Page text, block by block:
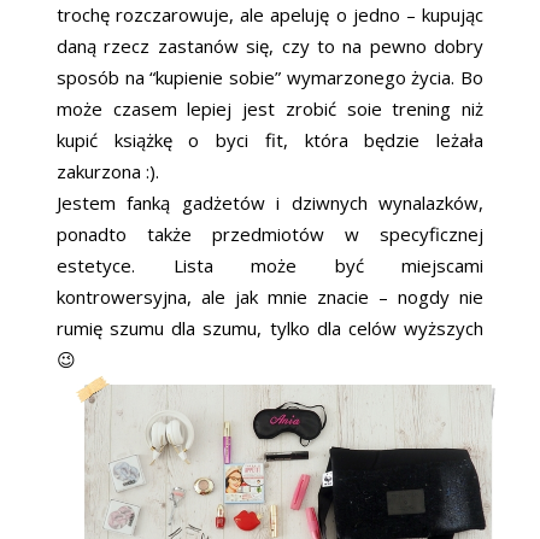
trochę rozczarowuje, ale apeluję o jedno – kupując
daną rzecz zastanów się, czy to na pewno dobry
sposób na “kupienie sobie” wymarzonego życia. Bo
może czasem lepiej jest zrobić soie trening niż
kupić książkę o byci fit, która będzie leżała
zakurzona :).
Jestem fanką gadżetów i dziwnych wynalazków,
ponadto także przedmiotów w specyficznej
estetyce. Lista może być miejscami
kontrowersyjna, ale jak mnie znacie – nogdy nie
rumię szumu dla szumu, tylko dla celów wyższych
😉